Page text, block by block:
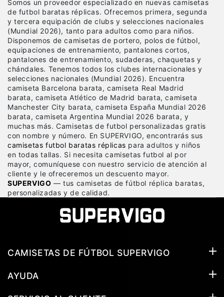
Somos un proveedor especializado en nuevas camisetas
de futbol baratas réplicas. Ofrecemos primera, segunda
y tercera equipación de clubs y selecciones nacionales
(Mundial 2026), tanto para adultos como para niños.
Disponemos de camisetas de portero, polos de fútbol,
equipaciones de entrenamiento, pantalones cortos,
pantalones de entrenamiento, sudaderas, chaquetas y
chándales. Tenemos todos los clubes internacionales y
selecciones nacionales (Mundial 2026). Encuentra
camiseta Barcelona barata, camiseta Real Madrid
barata, camiseta Atlético de Madrid barata, camiseta
Manchester City barata, camiseta España Mundial 2026
barata, camiseta Argentina Mundial 2026 barata, y
muchas más. Camisetas de futbol personalizadas gratis
con nombre y número. En SUPERVIGO, encontrarás sus
camisetas futbol baratas réplicas para adultos y niños
en todas tallas. Si necesita camisetas futbol al por
mayor, comuníquese con nuestro servicio de atención al
cliente y le ofreceremos un descuento mayor.
SUPERVIGO — tus camisetas de fútbol réplica baratas,
personalizadas y de calidad.
CAMISETAS DE FÚTBOL SUPERVIGO
AYUDA